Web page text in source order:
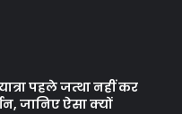
पहले जत्था नहीं कर
जानिए ऐसा क्यों